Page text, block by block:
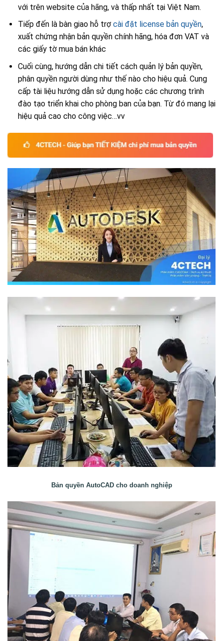
với trên website của hãng, và thấp nhất tại Việt Nam.
Tiếp đến là bàn giao hỗ trợ cài đặt license bản quyền,
xuất chứng nhận bản quyền chính hãng, hóa đơn VAT và
các giấy tờ mua bán khác
Cuối cùng, hướng dẫn chi tiết cách quản lý bản quyền,
phân quyền người dùng như thế nào cho hiệu quả. Cung
cấp tài liệu hướng dẫn sử dụng hoặc các chương trình
đào tạo triển khai cho phòng ban của bạn. Từ đó mang lại
hiệu quả cao cho công việc…vv
Bản quyền AutoCAD cho doanh nghiệp